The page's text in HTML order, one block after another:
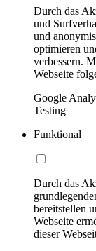
Durch das
und
und
optimieren
verbessern.
Webseite
Google
Testing
Funktional
Durch das
bereitstellen
Webseite
dieser